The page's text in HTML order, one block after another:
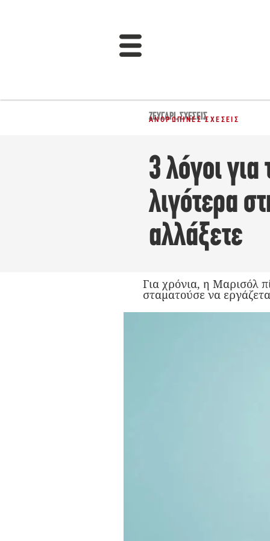
ΖΕΥΓΆΡΙ,ΣΧΈΣΕΙΣ
ΑΝΘΡΏΠΙΝΕΣ ΣΧΈΣΕΙΣ
3 λόγοι
λιγότερα
αλλάξετε
Για χρόνια, η Μαρισόλ
σταματούσε να